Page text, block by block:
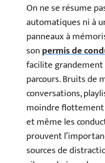
On ne se résume
automatiques ni à
panneaux à
sonpermis de
facilite grandement
parcours. Bruits de
conversations,
moindre
et même les
prouvent
sources de